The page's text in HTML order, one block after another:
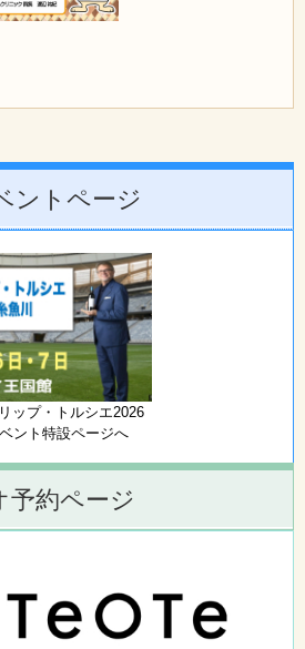
ントページ
ップ・トルシエ2026
ント特設ページへ
予約ページ